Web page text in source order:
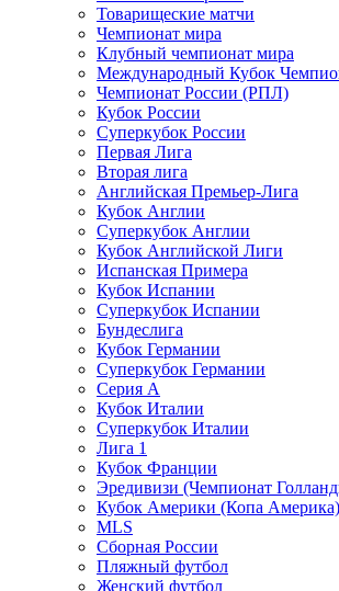
Товарищеские матчи
Чемпионат мира
Клубный чемпионат мира
Международный Кубок
Чемпионат России (РПЛ)
Кубок России
Суперкубок России
Первая Лига
Вторая лига
Английская Премьер-Лига
Кубок Англии
Суперкубок Англии
Кубок Английской Лиги
Испанская Примера
Кубок Испании
Суперкубок Испании
Бундеслига
Кубок Германии
Суперкубок Германии
Серия А
Кубок Италии
Суперкубок Италии
Лига 1
Кубок Франции
Эредивизи (Чемпионат
Кубок Америки (Копа Америка)
MLS
Сборная России
Пляжный футбол
Женский футбол